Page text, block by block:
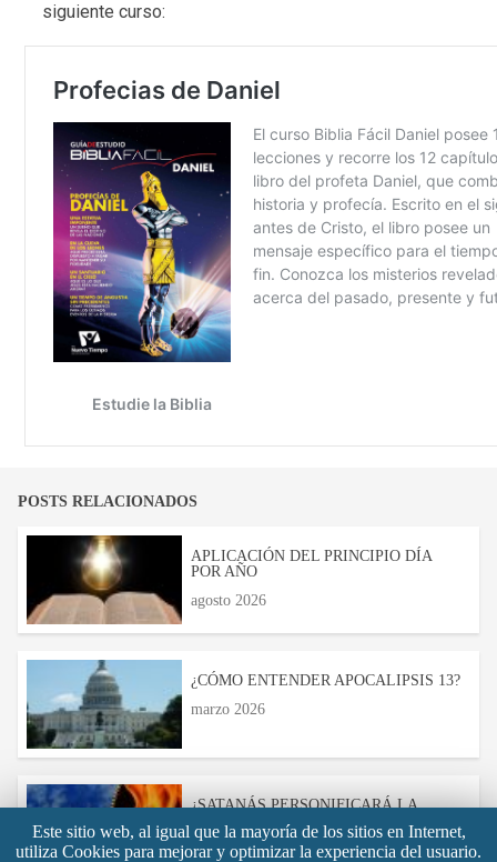
siguiente curso:
POSTS RELACIONADOS
APLICACIÓN DEL PRINCIPIO DÍA
POR AÑO
agosto 2026
¿CÓMO ENTENDER APOCALIPSIS 13?
marzo 2026
¿SATANÁS PERSONIFICARÁ LA
marzo 2025
Este sitio web, al igual que la mayoría de los sitios en Internet,
utiliza Cookies para mejorar y optimizar la experiencia del usuario.